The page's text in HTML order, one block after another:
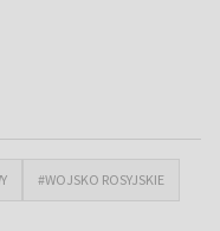
#WOJSKO ROSYJSKIE